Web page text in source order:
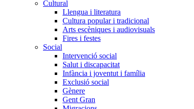
Cultural
Llengua i literatura
Cultura popular i tradicional
Arts escèniques i audiovisuals
Fires i festes
Social
Intervenció social
Salut i discapacitat
Infància i joventut i família
Exclusió social
Gènere
Gent Gran